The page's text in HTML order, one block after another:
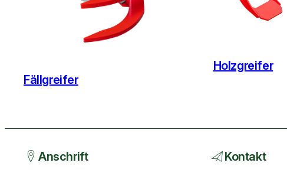
Fällgreifer
Holzgreifer
Anschrift Kontakt